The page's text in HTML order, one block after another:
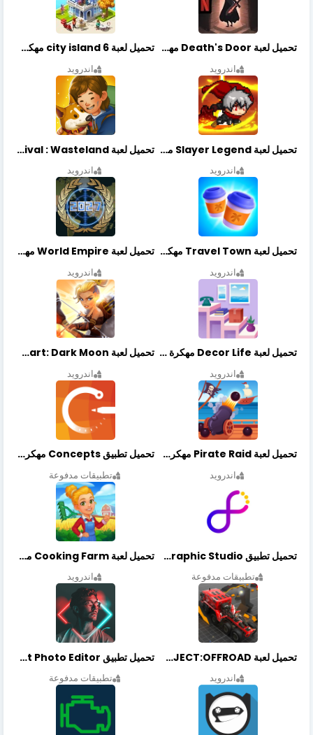
تحميل لعبة Death's Door مهكرة أخر إصدار
اندرويد
تحميل لعبة city island 6 مهكرة أخر إصدار
اندرويد
تحميل لعبة Slayer Legend مهكرة أخر إصدار
اندرويد
تحميل لعبة Merge Survival : Wasteland مهكرة أخر إصدار
اندرويد
تحميل لعبة Travel Town مهكرة أخر إصدار
اندرويد
تحميل لعبة World Empire مهكرة أخر إصدار
اندرويد
تحميل لعبة Decor Life مهكرة أخر إصدار
اندرويد
تحميل لعبة Lionheart: Dark Moon مهكرة أخر إصدار
اندرويد
تحميل لعبة Pirate Raid مهكرة أخر إصدار
اندرويد
تحميل تطبيق Concepts مهكر أخر إصدار
تطبيقات مدفوعة
تحميل تطبيق Graphic Studio مهكر أخر إصدار
تطبيقات مدفوعة
تحميل لعبة Cooking Farm مهكرة أخر إصدار
اندرويد
تحميل لعبة PROJECT:OFFROAD مهكرة أخر إصدار
اندرويد
تحميل تطبيق NeonArt Photo Editor مهكر أخر إصدار
تطبيقات مدفوعة